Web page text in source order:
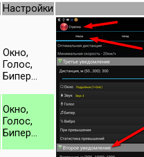
Настройки
Окно,
Голос,
Бипер...
Окно,
Голос,
Бипер...